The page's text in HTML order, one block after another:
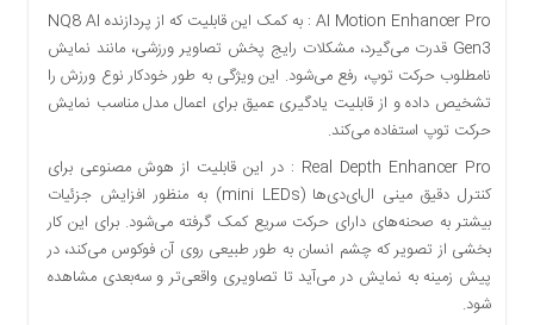
AI Motion Enhancer Pro : به کمک این قابلیت که از پردازنده NQ8 AI
Gen3 قدرت می‌گیرد، مشکلات رایج پخش تصاویر ورزشی، مانند نمایش
نامطلوب حرکت توپ، رفع می‌شود. این ویژگی به طور خودکار نوع ورزش را
تشخیص داده و از قابلیت یادگیری عمیق برای اعمال مدل مناسب نمایش
حرکت توپ استفاده می‌کند.
Real Depth Enhancer Pro : در این قابلیت از هوش مصنوعی برای
کنترل دقیق مینی ال‌ای‌دی‌ها (mini LEDs) به منظور افزایش جزئیات
بیشتر به صحنه‌های دارای حرکت سریع کمک گرفته می‌شود. برای این کار
بخشی از تصویر که چشم انسان به طور طبیعی روی آن فوکوس می‌کند، در
پیش زمینه به نمایش در می‌آید تا تصاویری واقعی‌تر و سه‌بعدی مشاهده
شود.